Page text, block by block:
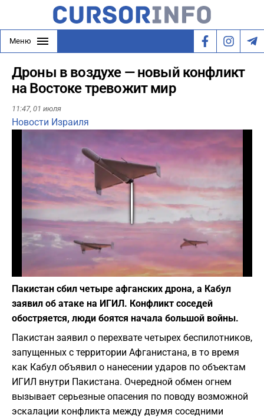
Меню
Дроны в воздухе — новый конфликт
на Востоке тревожит мир
11:47, 01 июля
Новости Израиля
Play
Фото: Depositphotos
Пакистан сбил четыре афганских дрона, а Кабул
заявил об атаке на ИГИЛ. Конфликт соседей
обостряется, люди боятся начала большой войны.
Пакистан заявил о перехвате четырех беспилотников,
запущенных с территории Афганистана, в то время
как Кабул объявил о нанесении ударов по объектам
ИГИЛ внутри Пакистана. Очередной обмен огнем
вызывает серьезные опасения по поводу возможной
эскалации конфликта между двумя соседними